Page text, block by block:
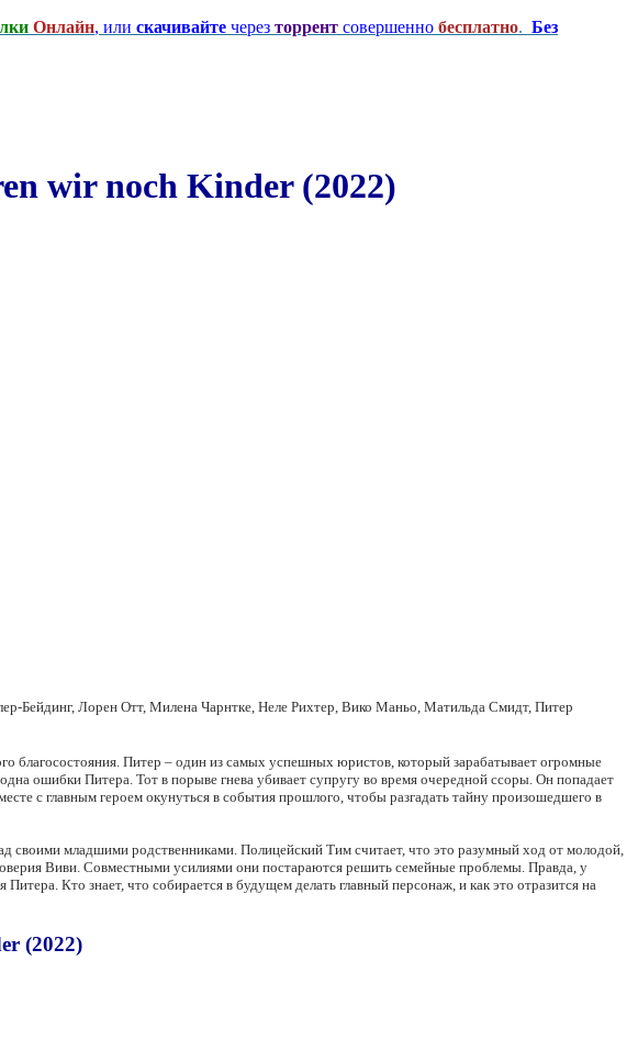
Онлайн, или скачивайте через торрент совершенно бесплатно. Без
wir noch Kinder (2022)
Бейдинг, Лорен Отт, Милена Чарнтке, Неле Рихтер, Вико Маньо, Матильда Смидт, Питер
благосостояния. Питер – один из самых успешных юристов, который зарабатывает огромные
ошибки Питера. Тот в порыве гнева убивает супругу во время очередной ссоры. Он попадает
с главным героем окунуться в события прошлого, чтобы разгадать тайну произошедшего в
своими младшими родственниками. Полицейский Тим считает, что это разумный ход от молодой,
Виви. Совместными усилиями они постараются решить семейные проблемы. Правда, у
Кто знает, что собирается в будущем делать главный персонаж, и как это отразится на
(2022)